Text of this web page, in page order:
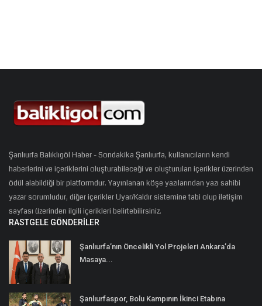
Şanlıurfa Balıklıgöl Haber - Sondakika Şanlıurfa, kullanıcıların kendi
haberlerini ve içeriklerini oluşturabileceği ve oluşturulan içerikler üzerinden
ödül alabildiği bir platformdur. Yayınlanan köşe yazılarından yazı sahibi
yazar sorumludur, diğer içerikler Uyar/Kaldır sistemine tabi olup iletişim
sayfası üzerinden ilgili içerikleri belirtebilirsiniz.
RASTGELE GÖNDERILER
Şanlıurfa’nın Öncelikli Yol Projeleri Ankara’da
Masaya...
Şanlıurfaspor, Bolu Kampının İkinci Etabına